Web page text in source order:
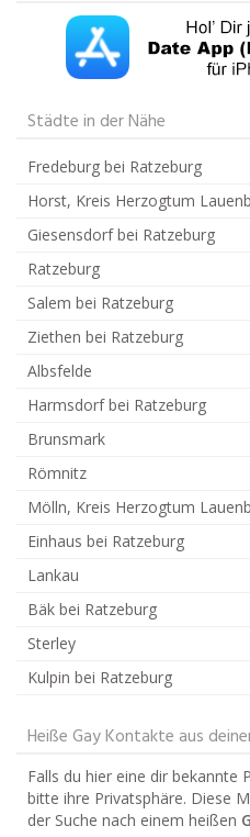
Städte in der Nähe
Fredeburg bei Ratzeburg
Horst, Kreis Herzogtum
Giesensdorf bei Ratzeburg
Ratzeburg
Salem bei Ratzeburg
Ziethen bei Ratzeburg
Albsfelde
Harmsdorf bei Ratzeburg
Brunsmark
Römnitz
Mölln, Kreis Herzogtum
Einhaus bei Ratzeburg
Lankau
Bäk bei Ratzeburg
Sterley
Kulpin bei Ratzeburg
Heiße Gay Kontakte aus
Falls du hier eine dir bekannte
bitte ihre Privatsphäre. Diese
der Suche nach einem heißen